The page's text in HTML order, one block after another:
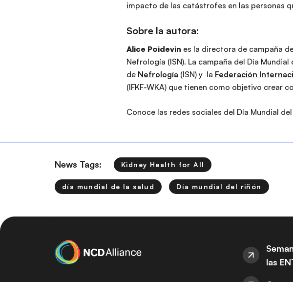
impacto de las catástrofes en las personas
Sobre la autora:
Alice Poidevin es la directora de campaña
Nefrología (ISN). La campaña del Día
de Nefrología (ISN) y la Federación
(IFKF-WKA) que tienen como objetivo crear
Conoce las redes sociales del Día Mundial del
News Tags: Kidney Health for All
día mundial de la salud Día mundial del riñón
las